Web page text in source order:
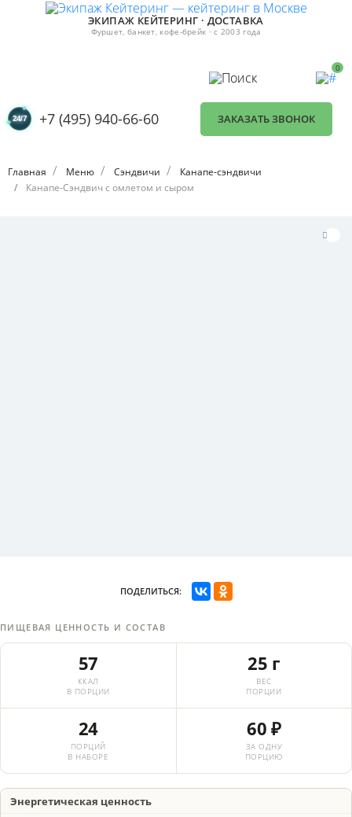
ЭКИПАЖ КЕЙТЕРИНГ · ДОСТАВКА
Фуршет, банкет, кофе-брейк · с 2003 года
0
+7 (495) 940-66-60 ЗАКАЗАТЬ ЗВОНОК
Главная Меню Сэндвичи
Канапе-сэндвичи
Канапе-Сэндвич с омлетом и сыром
ПОДЕЛИТЬСЯ:
ПИЩЕВАЯ ЦЕННОСТЬ И СОСТАВ
57
ККАЛ
В ПОРЦИИ
25 г
ВЕС
ПОРЦИИ
24
ПОРЦИЙ
В НАБОРЕ
60 ₽
ЗА ОДНУ
ПОРЦИЮ
Энергетическая ценность